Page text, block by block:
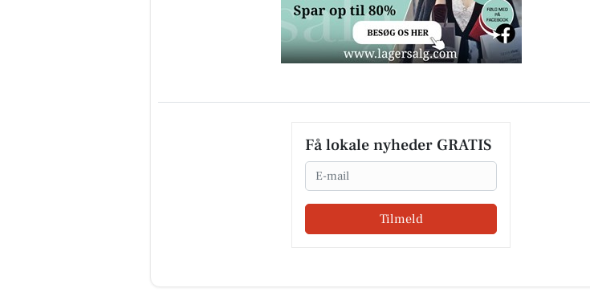
Få lokale nyheder GRATIS
Email
Tilmeld